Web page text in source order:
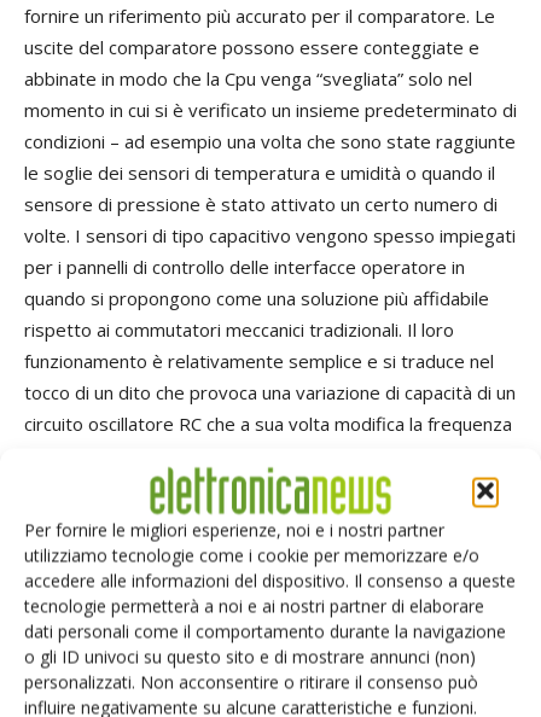
Per fornire le migliori esperienze, noi e i nostri partner
utilizziamo tecnologie come i cookie per memorizzare e/o
accedere alle informazioni del dispositivo. Il consenso a queste
tecnologie permetterà a noi e ai nostri partner di elaborare
dati personali come il comportamento durante la navigazione
o gli ID univoci su questo sito e di mostrare annunci (non)
personalizzati. Non acconsentire o ritirare il consenso può
influire negativamente su alcune caratteristiche e funzioni.
fornire un riferimento più accurato per il comparatore. Le
uscite del comparatore possono essere conteggiate e
abbinate in modo che la Cpu venga “svegliata” solo nel
momento in cui si è verificato un insieme predeterminato di
condizioni – ad esempio una volta che sono state raggiunte
le soglie dei sensori di temperatura e umidità o quando il
sensore di pressione è stato attivato un certo numero di
volte. I sensori di tipo capacitivo vengono spesso impiegati
per i pannelli di controllo delle interfacce operatore in
quando si propongono come una soluzione più affidabile
rispetto ai commutatori meccanici tradizionali. Il loro
funzionamento è relativamente semplice e si traduce nel
tocco di un dito che provoca una variazione di capacità di un
circuito oscillatore RC che a sua volta modifica la frequenza
In questo caso l’uscita di un comparatore analogico è
collegata a un contatore dove il numero degli impulsi
misurato in un intervallo di tempo prefissato è confrontato
con un valore di soglia. Poiché la frequenza di oscillazione è
inferiore quando il dito è in contatto con il sensore è
possibile impostare la soglia del contatore a un valore
compreso tra quelli delle frequenza di tocco e di assenza di
tocco. In questo caso viene inviato un segnale di interrupt